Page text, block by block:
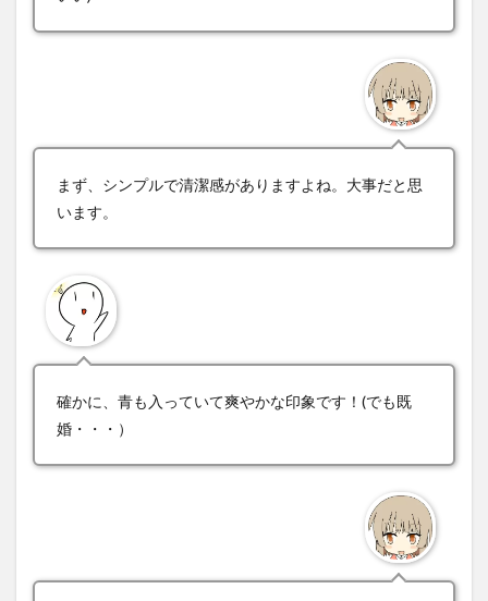
まず、シンプルで清潔感がありますよね。大事だと思
います。
確かに、青も入っていて爽やかな印象です！(でも既
婚・・・）